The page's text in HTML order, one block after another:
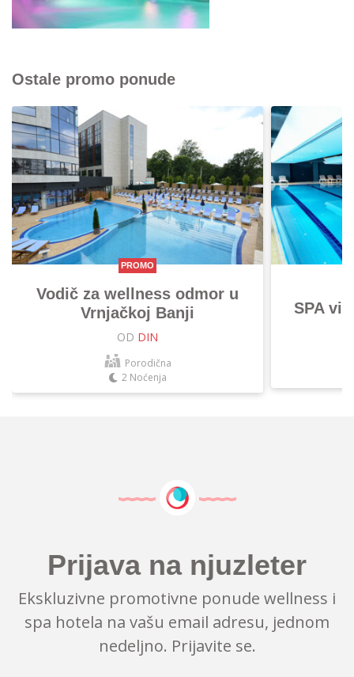
Ostale promo ponude
PROMO
Vodič za wellness odmor u
Vrnjačkoj Banji
OD DIN
Porodična
2 Noćenja
SPA
Prijava na njuzleter
Ekskluzivne promotivne ponude wellness i
spa hotela na vašu email adresu, jednom
nedeljno. Prijavite se.